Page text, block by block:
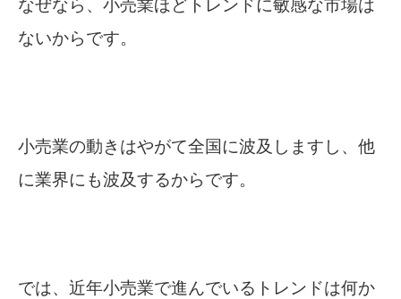
なぜなら、小売業ほどトレンドに敏感な市場は
ないからです。
小売業の動きはやがて全国に波及しますし、他
に業界にも波及するからです。
では、近年小売業で進んでいるトレンドは何か